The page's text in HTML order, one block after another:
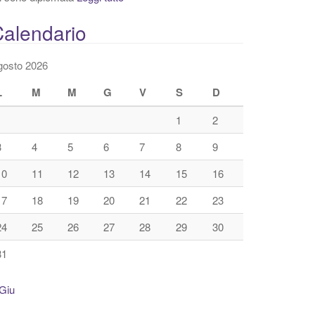
2026
M M G V S D
1
2
4 5 6 7 8
9
11 12 13 14 15
16
18 19 20 21 22
23
25 26 27 28 29
30